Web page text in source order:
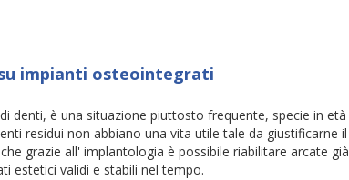
impianti osteointegrati
denti, è una situazione piuttosto frequente, specie in età
residui non abbiano una vita utile tale da giustificarne il
grazie all' implantologia è possibile riabilitare arcate già
estetici validi e stabili nel tempo.